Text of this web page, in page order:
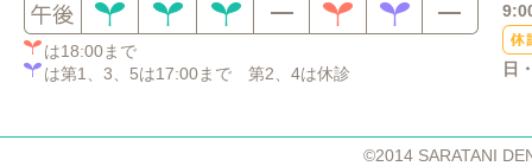
は18:00まで
は第1、3、5は17:00まで 第2、4は休診
日
©2014 SARATANI